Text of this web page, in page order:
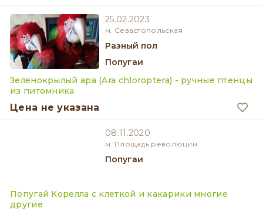
25.02.2023
м. Севастопольская
разный пол
Попугаи
Зеленокрылый ара (Ara chloroptera) - ручные птенцы
из питомника
Цена не указана
08.11.2020
м. Площадь революции
Попугаи
Попугай Корелла с клеткой и какарики многие
другие